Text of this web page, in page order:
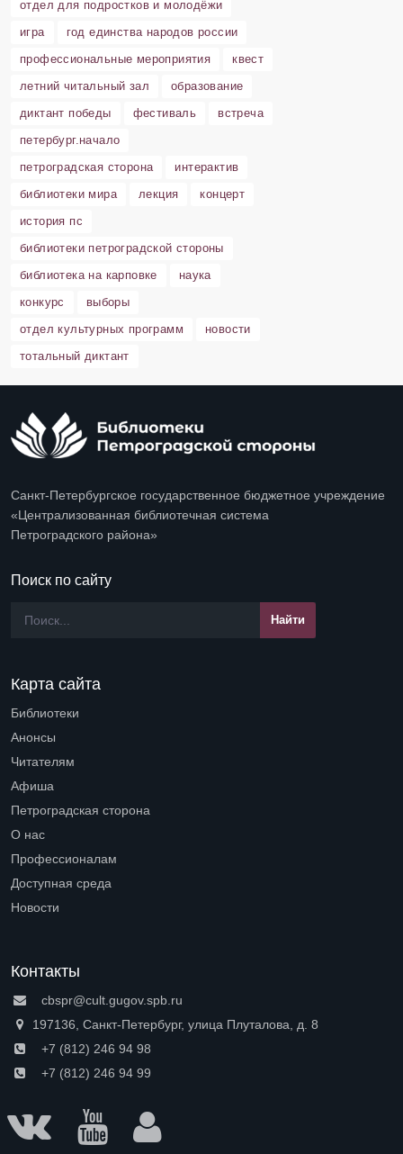
отдел для подростков и молодёжи
игра
год единства народов россии
профессиональные мероприятия
квест
летний читальный зал
образование
диктант победы
фестиваль
встреча
петербург.начало
петроградская сторона
интерактив
библиотеки мира
лекция
концерт
история пс
библиотеки петроградской стороны
библиотека на карповке
наука
конкурс
выборы
отдел культурных программ
новости
тотальный диктант
Санкт-Петербургское государственное бюджетное учреждение
«Централизованная библиотечная система
Петроградского района»
Поиск по сайту
Карта сайта
Библиотеки
Анонсы
Читателям
Афиша
Петроградская сторона
О нас
Профессионалам
Доступная среда
Новости
Контакты
cbspr@cult.gugov.spb.ru
197136, Санкт-Петербург, улица Плуталова, д. 8
+7 (812) 246 94 98
+7 (812) 246 94 99